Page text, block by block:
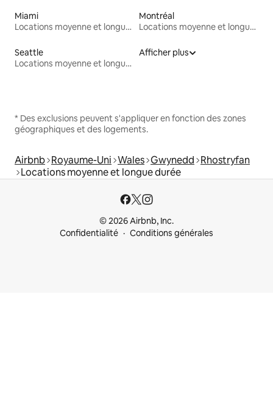
Miami
Locations moyenne et longue durée
Montréal
Locations moyenne et longue durée
Seattle
Locations moyenne et longue durée
Afficher plus
* Des exclusions peuvent s'appliquer en fonction des zones
géographiques et des logements.
Airbnb Royaume-Uni Wales Gwynedd Rhostryfan
Locations moyenne et longue durée
© 2026 Airbnb, Inc.
Confidentialité
Conditions générales